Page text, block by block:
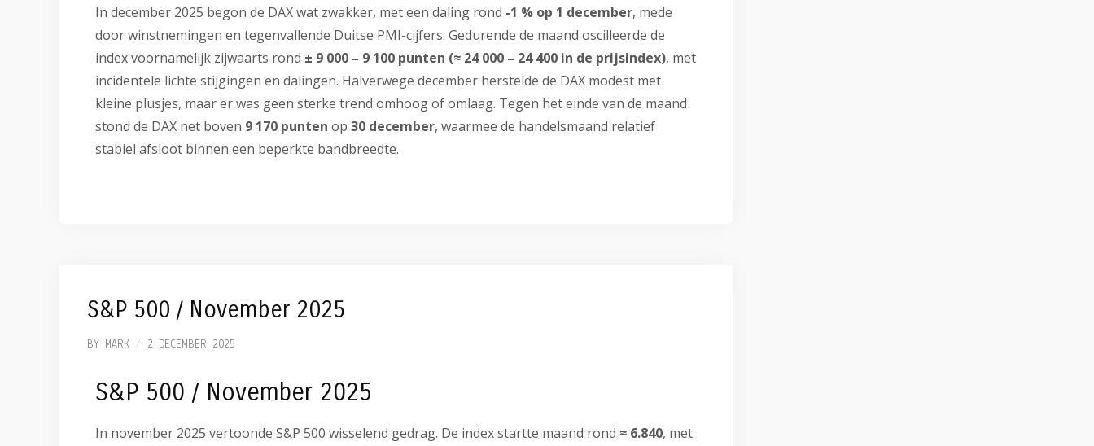
In december 2025 begon de DAX wat zwakker, met een daling rond -1 % op 1 december, mede
door winstnemingen en tegenvallende Duitse PMI-cijfers. Gedurende de maand oscilleerde de
index voornamelijk zijwaarts rond ± 9 000 – 9 100 punten (≈ 24 000 – 24 400 in de prijsindex), met
incidentele lichte stijgingen en dalingen. Halverwege december herstelde de DAX modest met
kleine plusjes, maar er was geen sterke trend omhoog of omlaag. Tegen het einde van de maand
stond de DAX net boven 9 170 punten op 30 december, waarmee de handelsmaand relatief
stabiel afsloot binnen een beperkte bandbreedte.
S&P 500 / November 2025
BY MARK 2 DECEMBER 2025
S&P 500 / November 2025
In november 2025 vertoonde S&P 500 wisselend gedrag. De index startte maand rond ≈ 6.840, met